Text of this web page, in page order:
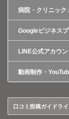
病院・クリニック
Googleビジネス
LINE公式アカウ
動画制作・
口コミ投稿ガイドラ